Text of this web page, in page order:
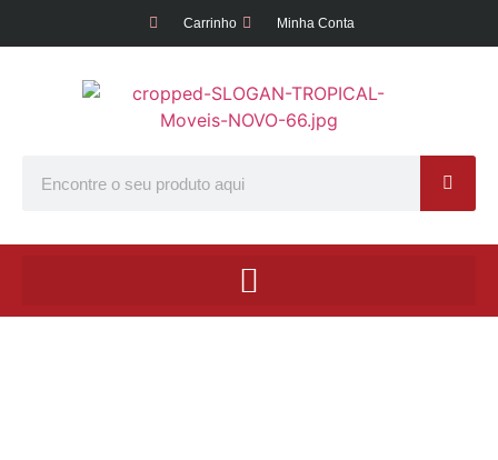
Carrinho Minha Conta